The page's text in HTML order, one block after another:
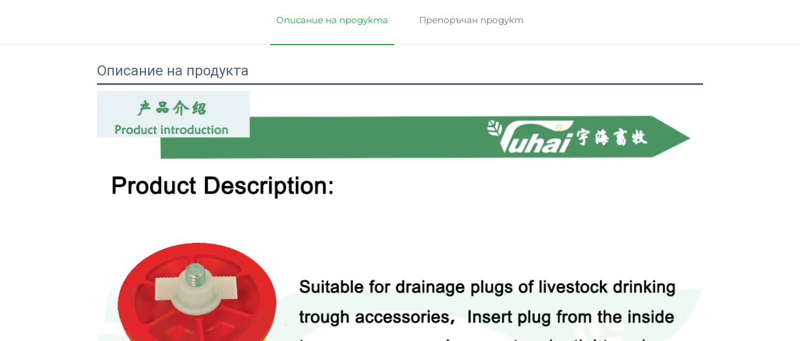
Описание на продукта Препоръчан продукт
Описание на продукта